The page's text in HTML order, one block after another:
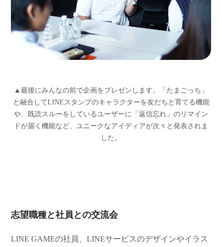
▲最後にみんなの前で企画をプレゼンします。「たまごっち」
と融合してLINEスタンプのキャラクターを友だちと育てる機能
や、既読スルーをしているユーザーに「返信忘れ」のリマイン
ドが届く機能など、ユニークなアイディアが次々と発表されま
した。
志望職種と社員との交流会
LINE GAMEの社員、LINEサービスのデザインやイラス